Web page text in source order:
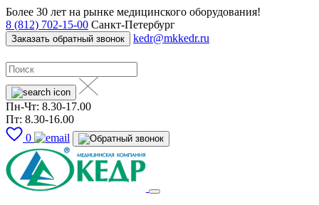
Более 30 лет на рынке медицинского оборудования!
8 (812) 702-15-00 Санкт-Петербург
Заказать обратный звонок kedr@mkkedr.ru
Пн-Чт: 8.30-17.00
Пт: 8.30-16.00
0